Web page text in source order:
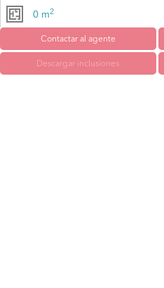
0 m2
Contactar al agente
Descargar inclusiones